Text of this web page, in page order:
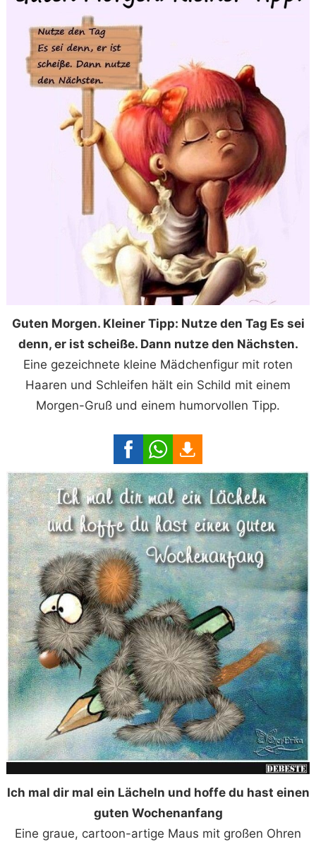
Guten Morgen. Kleiner Tipp: Nutze den Tag Es sei
denn, er ist scheiße. Dann nutze den Nächsten.
Eine gezeichnete kleine Mädchenfigur mit roten
Haaren und Schleifen hält ein Schild mit einem
Morgen-Gruß und einem humorvollen Tipp.
Ich mal dir mal ein Lächeln und hoffe du hast einen
guten Wochenanfang
Eine graue, cartoon-artige Maus mit großen Ohren